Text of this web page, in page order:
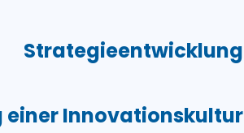
Strategieentwicklung
einer Innovationskultur